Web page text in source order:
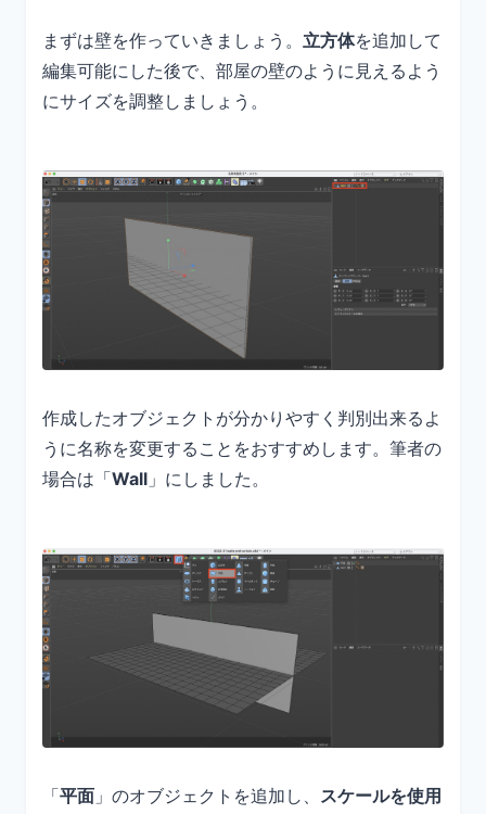
まずは壁を作っていきましょう。 立方体を追加して
編集可能にした後で、部屋の壁のように見えるよう
にサイズを調整しましょう。
作成したオブジェクトが分かりやすく判別出来るよ
うに名称を変更することをおすすめします。筆者の
場合は「Wall 」にしました。
「平面 」のオブジェクトを追加し、 スケールを使用